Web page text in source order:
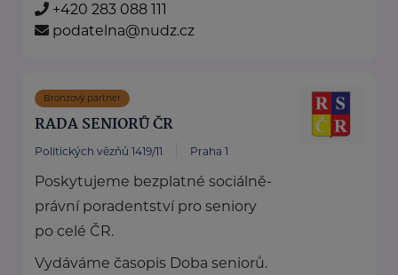
+420 283 088 111
podatelna@nudz.cz
Bronzový partner
RADA SENIORŮ ČR
Politických vězňů 1419/11 Praha 1
Poskytujeme bezplatné sociálně-
právní poradentství pro seniory
po celé ČR.
Vydáváme časopis Doba seniorů.